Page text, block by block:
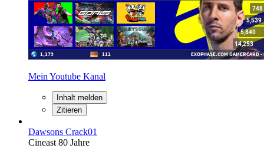
Mein Youtube Kanal
Inhalt melden
Zitieren
Dawsons Crack01
Cineast 80 Jahre